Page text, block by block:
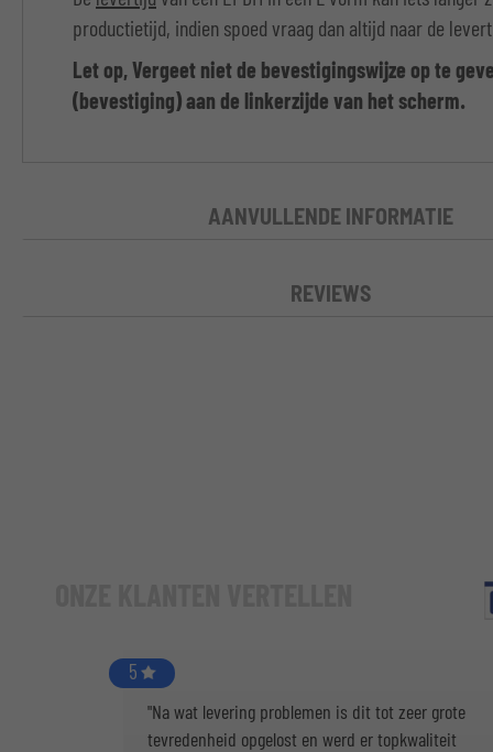
productietijd, indien spoed vraag dan altijd naar de
Let op, Vergeet niet de bevestigingswijze op te
(bevestiging) aan de linkerzijde van het scherm.
AANVULLENDE INFORMATIE
REVIEWS
5
"Na wat levering problemen is dit tot zeer grote
tevredenheid opgelost en werd er topkwaliteit